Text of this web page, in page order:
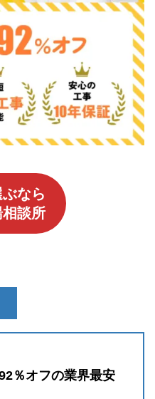
なら
談所
％オフの業界最安